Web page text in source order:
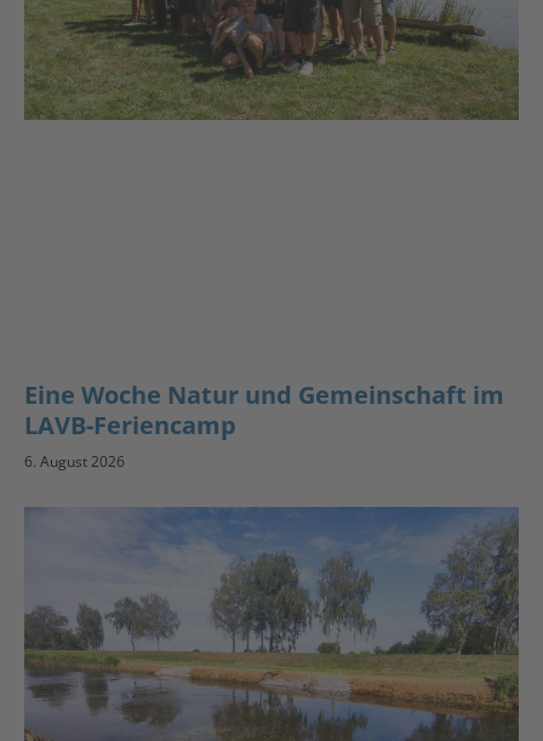
Eine Woche Natur und Gemeinschaft im
LAVB-Feriencamp
6. August 2026